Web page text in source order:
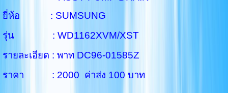
ยี่ห้อ : SUMSUNG
รุ่น : WD1162XVM/XST
รายละเอียด : พาท DC96-01585Z
ราคา : 2000 ค่าส่ง 100 บาท